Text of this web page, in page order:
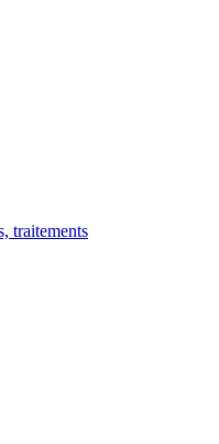
traitements